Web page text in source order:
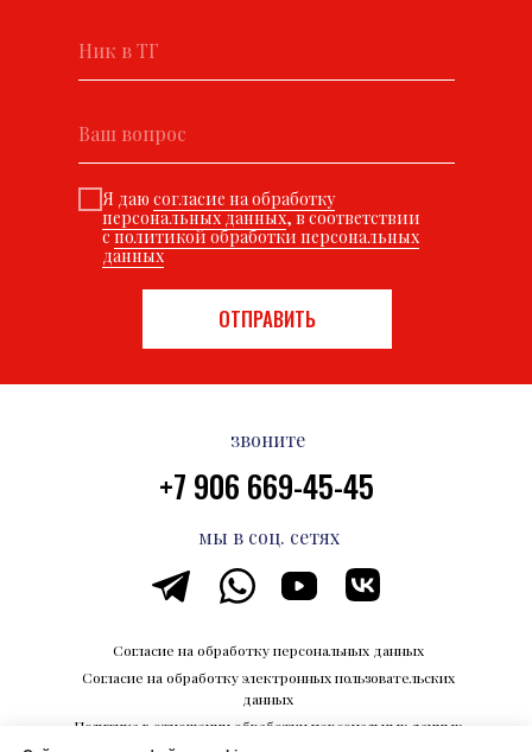
Я даю согласие на обработку
персональных данных, в соответствии
сполитикой обработки персональных
данных
ОТПРАВИТЬ
звоните
+7 906 669-45-45
Политика в отношении обработки персональных данных
Согласие на обработку электронных пользовательских
данных
Согласие на обработку персональных данных
мы в соц. сетях